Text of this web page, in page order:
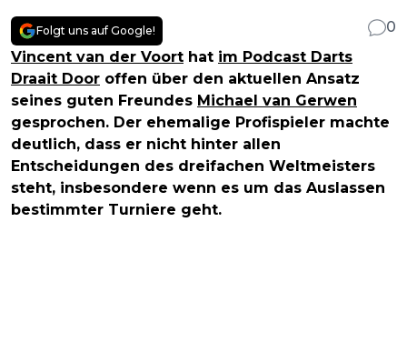
Folgt uns auf Google!
0
Vincent van der Voort hat im Podcast Darts
Draait Door offen über den aktuellen Ansatz
seines guten Freundes Michael van Gerwen
gesprochen. Der ehemalige Profispieler machte
deutlich, dass er nicht hinter allen
Entscheidungen des dreifachen Weltmeisters
steht, insbesondere wenn es um das Auslassen
bestimmter Turniere geht.